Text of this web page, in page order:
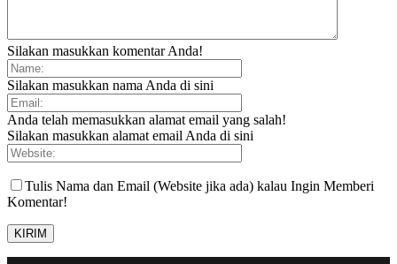
Silakan masukkan komentar Anda!
Silakan masukkan nama Anda di sini
Anda telah memasukkan alamat email yang salah!
Silakan masukkan alamat email Anda di sini
Tulis Nama dan Email (Website jika ada) kalau Ingin Memberi
Komentar!